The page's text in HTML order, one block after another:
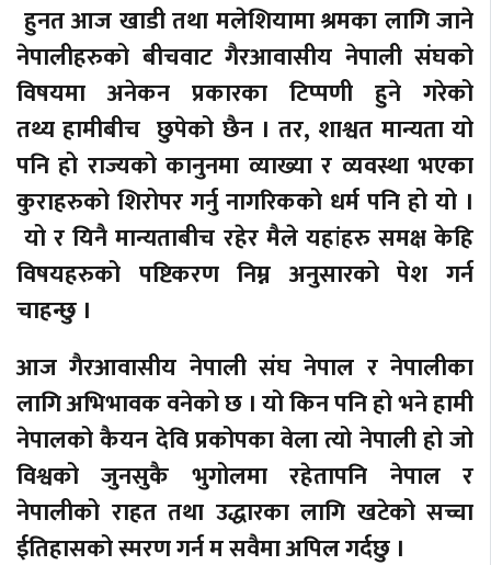
हुनत आज खाडी तथा मलेशियामा श्रमका लागि जाने
नेपालीहरुको बीचवाट गैरआवासीय नेपाली संघको
विषयमा अनेकन प्रकारका टिप्पणी हुने गरेको
तथ्य हामीबीच छुपेको छैन । तर, शाश्वत मान्यता यो
पनि हो राज्यको कानुनमा व्याख्या र व्यवस्था भएका
कुराहरुको शिरोपर गर्नु नागरिकको धर्म पनि हो यो ।
यो र यिनै मान्यताबीच रहेर मैले यहांहरु समक्ष केहि
विषयहरुको पष्टिकरण निम्न अनुसारको पेश गर्न
चाहन्छु ।
आज गैरआवासीय नेपाली संघ नेपाल र नेपालीका
लागि अभिभावक वनेको छ । यो किन पनि हो भने हामी
नेपालको कैयन देवि प्रकोपका वेला त्यो नेपाली हो जो
विश्वको जुनसुकै भुगोलमा रहेतापनि नेपाल र
नेपालीको राहत तथा उद्धारका लागि खटेको सच्चा
ईतिहासको स्मरण गर्न म सवैमा अपिल गर्दछु ।